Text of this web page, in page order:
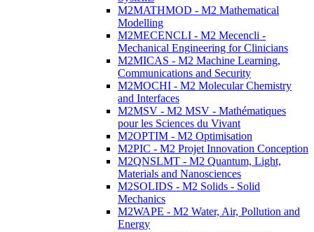
M2MATHMOD - M2 Mathematical
Modelling
M2MECENCLI - M2 Mecencli -
Mechanical Engineering for Clinicians
M2MICAS - M2 Machine Learning,
Communications and Security
M2MOCHI - M2 Molecular Chemistry
and Interfaces
M2MSV - M2 MSV - Mathématiques
pour les Sciences du Vivant
M2OPTIM - M2 Optimisation
M2PIC - M2 Projet Innovation Conception
M2QNSLMT - M2 Quantum, Light,
Materials and Nanosciences
M2SOLIDS - M2 Solids - Solid
Mechanics
M2WAPE - M2 Water, Air, Pollution and
Energy